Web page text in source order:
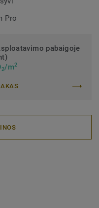
Pro
pabaigoje
2/m2